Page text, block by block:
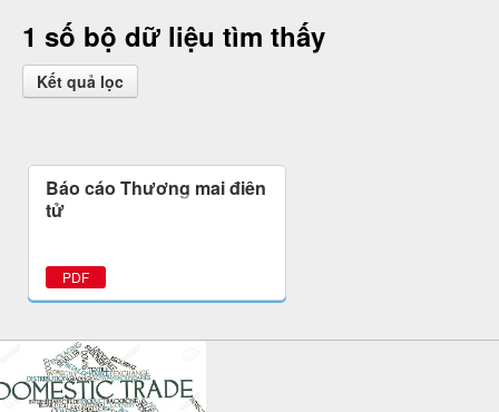
1 số bộ dữ liệu tìm thấy
Kết quả lọc
Báo cáo Thương mại điện
tử
PDF